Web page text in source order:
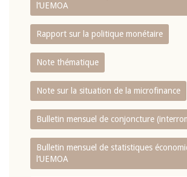
l‘UEMOA
Rapport sur la politique monétaire
Note thématique
Note sur la situation de la microfinance
Bulletin mensuel de conjoncture
Bulletin mensuel de statistiques
l‘UEMOA